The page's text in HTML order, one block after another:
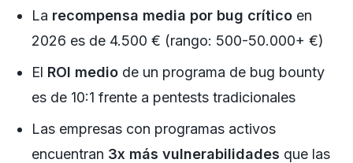
La recompensa media por bug crítico en
2026 es de 4.500 € (rango: 500-50.000+ €)
El ROI medio de un programa de bug bounty
es de 10:1 frente a pentests tradicionales
Las empresas con programas activos
encuentran 3x más vulnerabilidades que las